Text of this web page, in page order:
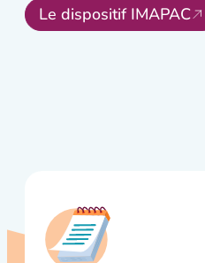
Le dispositif IMAPAC